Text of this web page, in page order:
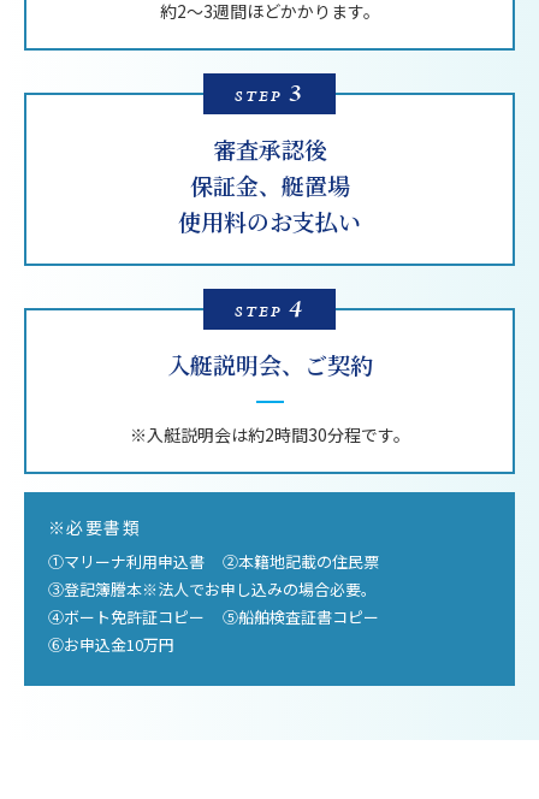
約2〜3週間ほどかかります。
STEP 3
審査承認後
保証金、艇置場
使用料のお支払い
STEP 4
入艇説明会、
ご契約
※入艇説明会は約2時間30分程です。
※必要書類
①マリーナ利用申込書
②本籍地記載の住民票
③登記簿謄本※法人でお申し込みの場合必要。
④ボート免許証コピー
⑤船舶検査証書コピー
⑥お申込金10万円